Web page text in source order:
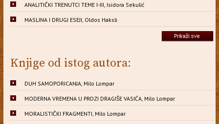
ANALITIČKI TRENUTCI TEME I-III, Isidora Sekulić
MASLINA I DRUGI ESEJI, Oldos Haksli
Knjige od istog autora:
DUH SAMOPORICANJA, Milo Lompar
MODERNA VREMENA U PROZI DRAGIŠE VASIĆA, Milo Lompar
MORALISTIČKI FRAGMENTI, Milo Lompar